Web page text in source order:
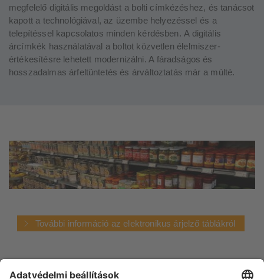
megfelelő digitális megoldást a bolti címkézéshez, és tanácsot
kapott a technológiával, az üzembe helyezéssel és a
telepítéssel kapcsolatos minden kérdésben. A digitális
árcímkék használatával a boltot közvetlen élelmiszer-
értékesítésre lehetett modernizálni. A fáradságos és
hosszadalmas árfeltüntetés és árváltoztatás már a múlté.
További információ az elektronikus árjelző táblákról